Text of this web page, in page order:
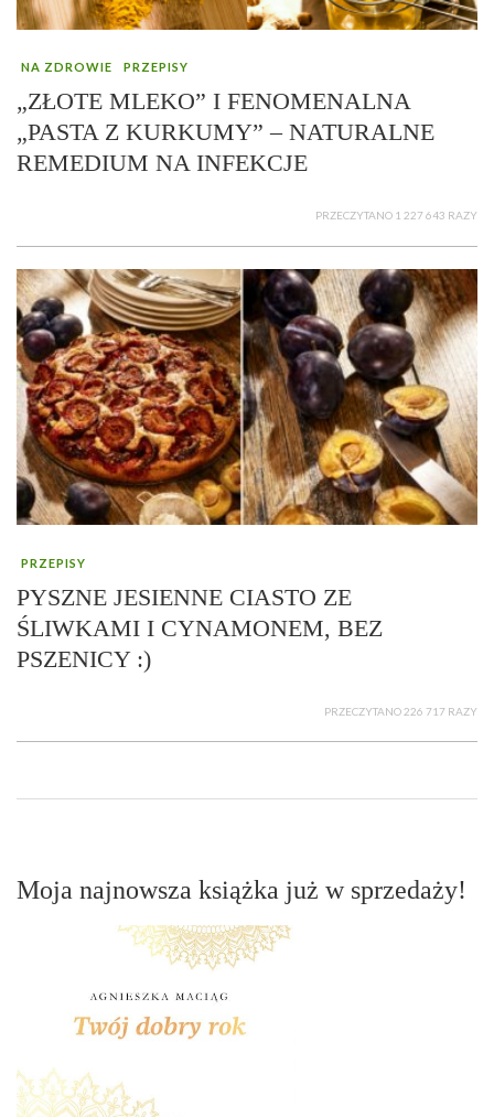
NA ZDROWIE PRZEPISY
„ZŁOTE MLEKO” I FENOMENALNA
„PASTA Z KURKUMY” – NATURALNE
REMEDIUM NA INFEKCJE
PRZECZYTANO 1 227 643 RAZY
PRZEPISY
PYSZNE JESIENNE CIASTO ZE
ŚLIWKAMI I CYNAMONEM, BEZ
PSZENICY :)
PRZECZYTANO 226 717 RAZY
Moja najnowsza książka już w sprzedaży!